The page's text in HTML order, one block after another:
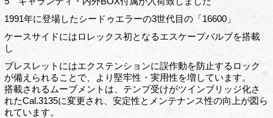
1991年に登場したシードゥエラーの3世代目の「16600」
ケースサイドにはロレックス初となるエスケープバルブを搭載
し
ブレスレットにはエクステンションに誤作動を防止するロック
が備えられることで、より堅牢性・実用性を増しています。
搭載されるムーブメントは、テンプ受けがツインブリッジ化さ
れたCal.3135に変更され、安定性とメンテナンス性の向上が図ら
れています。